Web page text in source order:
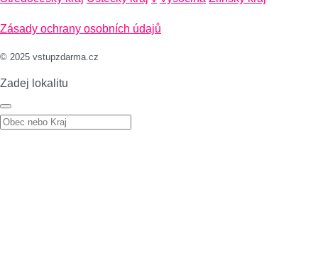
Zásady ochrany osobních údajů
© 2025 vstupzdarma.cz
Zadej lokalitu
Zadej lokalitu